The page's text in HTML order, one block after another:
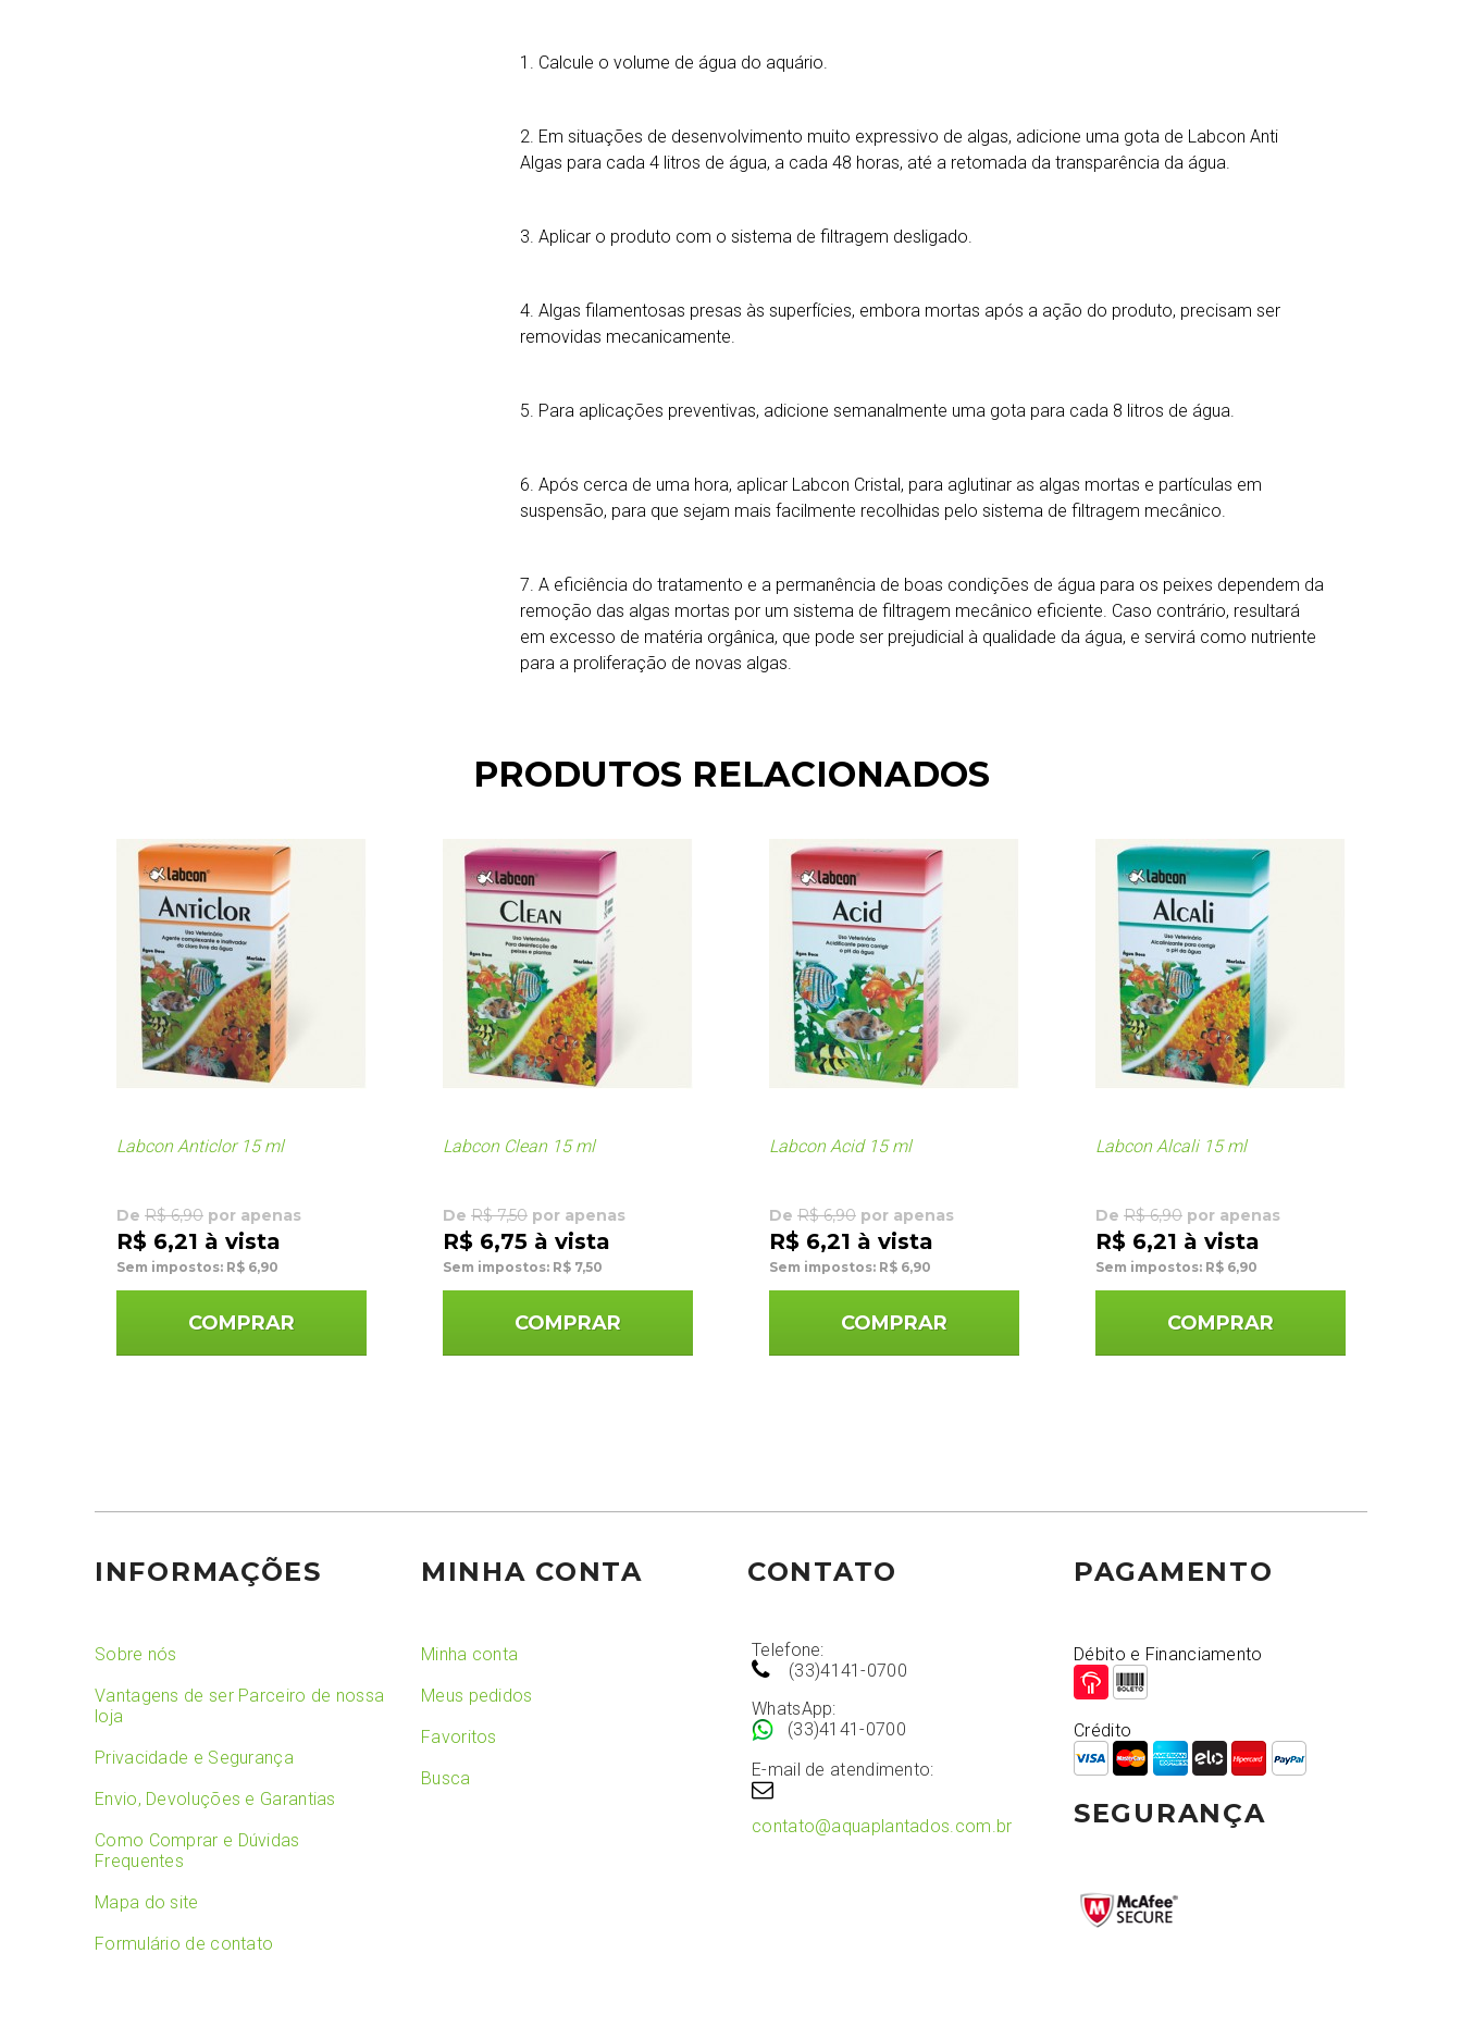
1. Calcule o volume de água do aquário.
2. Em situações de desenvolvimento muito expressivo de algas, adicione uma gota de Labcon Anti
Algas para cada 4 litros de água, a cada 48 horas, até a retomada da transparência da água.
3. Aplicar o produto com o sistema de filtragem desligado.
4. Algas filamentosas presas às superfícies, embora mortas após a ação do produto, precisam ser
removidas mecanicamente.
5. Para aplicações preventivas, adicione semanalmente uma gota para cada 8 litros de água.
6. Após cerca de uma hora, aplicar Labcon Cristal, para aglutinar as algas mortas e partículas em
suspensão, para que sejam mais facilmente recolhidas pelo sistema de filtragem mecânico.
7. A eficiência do tratamento e a permanência de boas condições de água para os peixes dependem da
remoção das algas mortas por um sistema de filtragem mecânico eficiente. Caso contrário, resultará
em excesso de matéria orgânica, que pode ser prejudicial à qualidade da água, e servirá como nutriente
para a proliferação de novas algas.
PRODUTOS RELACIONADOS
Labcon Anticlor 15 ml
De R$ 6,90 por apenas
R$ 6,21 à vista
Sem impostos: R$ 6,90
COMPRAR
Labcon Clean 15 ml
De R$ 7,50 por apenas
R$ 6,75 à vista
Sem impostos: R$ 7,50
COMPRAR
Labcon Acid 15 ml
De R$ 6,90 por apenas
R$ 6,21 à vista
Sem impostos: R$ 6,90
COMPRAR
Labcon Alcali 15 ml
De R$ 6,90 por apenas
R$ 6,21 à vista
Sem impostos: R$ 6,90
COMPRAR
INFORMAÇÕES
Sobre nós
Vantagens de ser Parceiro de nossa
loja
Privacidade e Segurança
Envio, Devoluções e Garantias
Como Comprar e Dúvidas
Frequentes
Mapa do site
Formulário de contato
MINHA CONTA
Minha conta
Meus pedidos
Favoritos
Busca
CONTATO
Telefone:
(33)4141-0700
WhatsApp:
(33)4141-0700
E-mail de atendimento:
contato@aquaplantados.com.br
PAGAMENTO
Débito e Financiamento
Crédito
SEGURANÇA